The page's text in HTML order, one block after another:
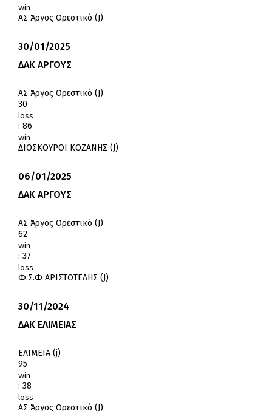
win
ΑΣ Άργος Ορεστικό (J)
30/01/2025
ΔΑΚ ΑΡΓΟΥΣ
ΑΣ Άργος Ορεστικό (J)
30
loss
: 86
win
ΔΙΟΣΚΟΥΡΟΙ ΚΟΖΑΝΗΣ (J)
06/01/2025
ΔΑΚ ΑΡΓΟΥΣ
ΑΣ Άργος Ορεστικό (J)
62
win
: 37
loss
Φ.Σ.Φ ΑΡΙΣΤΟΤΕΛΗΣ (J)
30/11/2024
ΔΑΚ ΕΛΙΜΕΙΑΣ
ΕΛΙΜΕΙΑ (j)
95
win
: 38
loss
ΑΣ Άργος Ορεστικό (J)